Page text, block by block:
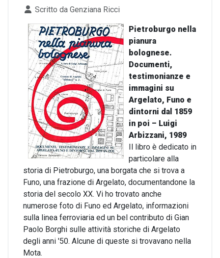
Dettagli
Scritto da Genziana Ricci
Pietroburgo nella
pianura
bolognese.
Documenti,
testimonianze e
immagini su
Argelato, Funo e
dintorni dal 1859
in poi – Luigi
Arbizzani, 1989
Il libro è dedicato in
particolare alla
storia di Pietroburgo, una borgata che si trova a
Funo, una frazione di Argelato, documentandone la
storia del secolo XX. Vi ho trovato anche
numerose foto di Funo ed Argelato, informazioni
sulla linea ferroviaria ed un bel contributo di Gian
Paolo Borghi sulle attività storiche di Argelato
degli anni '50. Alcune di queste si trovavano nella
Mota.